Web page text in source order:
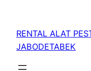
RENTAL ALAT
JABODETABEK